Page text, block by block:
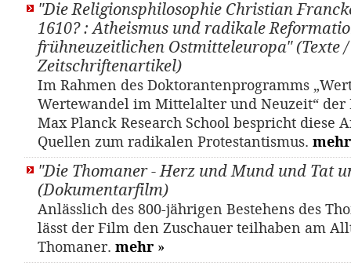
"Die Religionsphilosophie Christian
1610? : Atheismus und radikale
frühneuzeitlichen Ostmitteleuropa" (Texte /
Zeitschriftenartikel)
Im Rahmen des Doktorantenprogramms
Wertewandel im Mittelalter und Neuzeit“
Max Planck Research School bespricht diese
Quellen zum radikalen Protestantismus. mehr
"Die Thomaner - Herz und Mund und Tat
(Dokumentarfilm)
Anlässlich des 800-jährigen Bestehens des
lässt der Film den Zuschauer teilhaben am
Thomaner. mehr »